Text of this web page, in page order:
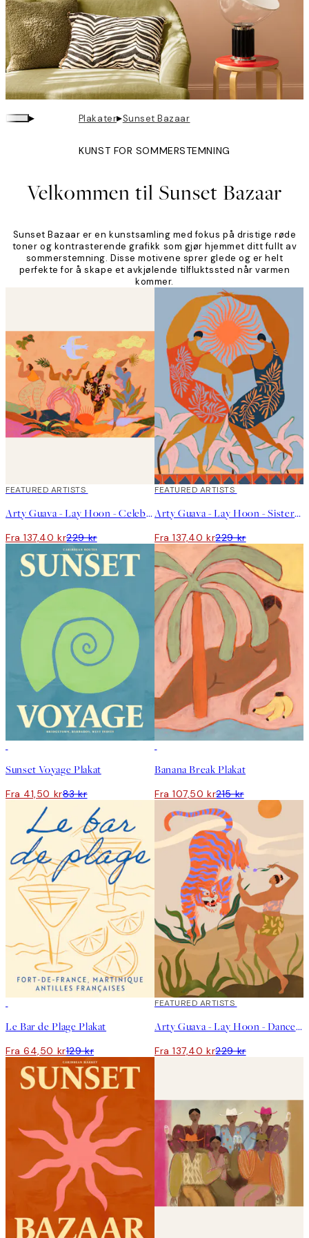
▸ Plakater▸Sunset Bazaar
KUNST FOR SOMMERSTEMNING
Velkommen til Sunset Bazaar
Sunset Bazaar er en kunstsamling med fokus på dristige røde
toner og kontrasterende grafikk som gjør hjemmet ditt fullt av
sommerstemning. Disse motivene sprer glede og er helt
perfekte for å skape et avkjølende tilfluktssted når varmen
kommer.
40%*
FEATURED ARTISTS
Arty Guava - Lay Hoon - Celebration Plakat
Fra 137,40 kr229 kr
40%*
FEATURED ARTISTS
Arty Guava - Lay Hoon - Sisterhood Plakat
Fra 137,40 kr229 kr
Sunset Voyage Plakat
Fra 41,50 kr83 kr
Banana Break Plakat
Fra 107,50 kr215 kr
Le Bar de Plage Plakat
Fra 64,50 kr129 kr
40%*
FEATURED ARTISTS
Arty Guava - Lay Hoon - Dance With Tiger Plakat
Fra 137,40 kr229 kr